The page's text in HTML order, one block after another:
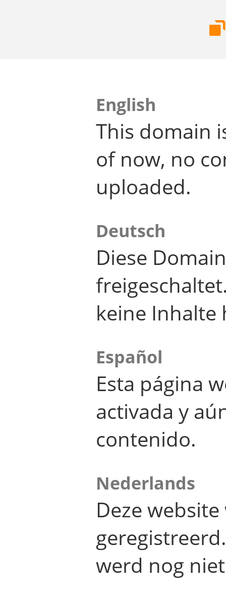
English
This domain
of now, no
uploaded.
Deutsch
Diese
keine Inhalte
Español
Esta página
activada y
contenido.
Nederlands
Deze
werd nog